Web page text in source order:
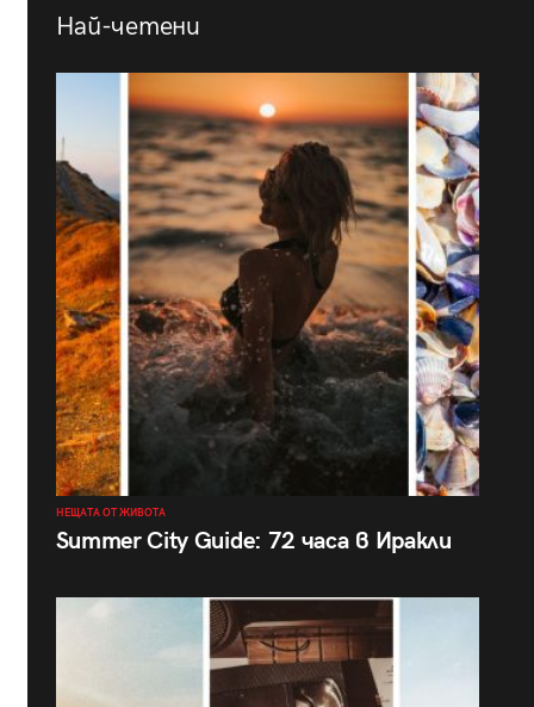
Най-четени
НЕЩАТА ОТ ЖИВОТА
Summer City Guide: 72 часа в Иракли